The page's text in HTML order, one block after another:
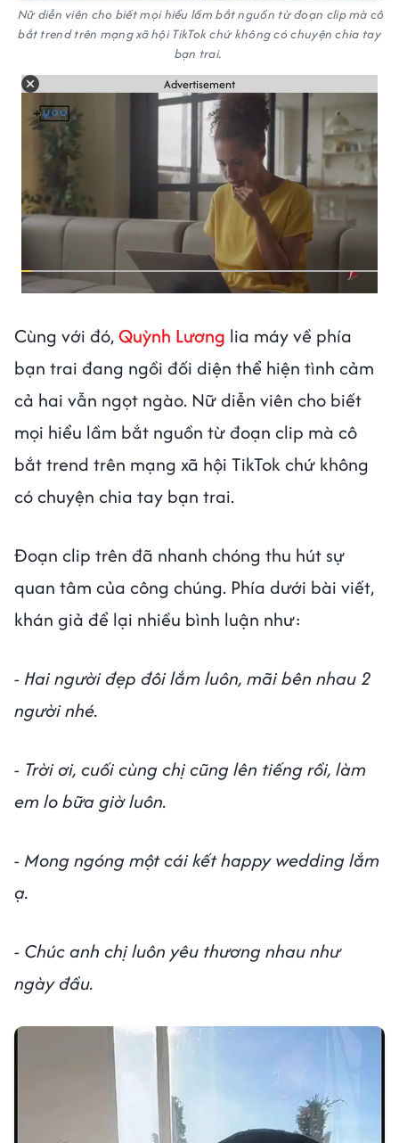
Nữ diễn viên cho biết mọi hiểu lầm bắt nguồn từ đoạn clip mà cô
bắt trend trên mạng xã hội TikTok chứ không có chuyện chia tay
bạn trai.
Advertisement
Cùng với đó,Quỳnh Lương lia máy về phía
bạn trai đang ngồi đối diện thể hiện tình cảm
cả hai vẫn ngọt ngào. Nữ diễn viên cho biết
mọi hiểu lầm bắt nguồn từ đoạn clip mà cô
bắt trend trên mạng xã hội TikTok chứ không
có chuyện chia tay bạn trai.
Đoạn clip trên đã nhanh chóng thu hút sự
quan tâm của công chúng. Phía dưới bài viết,
khán giả để lại nhiều bình luận như:
- Hai người đẹp đôi lắm luôn, mãi bên nhau 2
người nhé.
- Trời ơi, cuối cùng chị cũng lên tiếng rồi, làm
em lo bữa giờ luôn.
- Mong ngóng một cái kết happy wedding lắm
ạ.
- Chúc anh chị luôn yêu thương nhau như
ngày đầu.